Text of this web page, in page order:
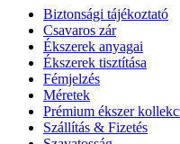
Biztonsági tájékoztató
Csavaros zár
Ékszerek anyagai
Ékszerek tisztítása
Fémjelzés
Méretek
Prémium ékszer
Szállítás & Fizetés